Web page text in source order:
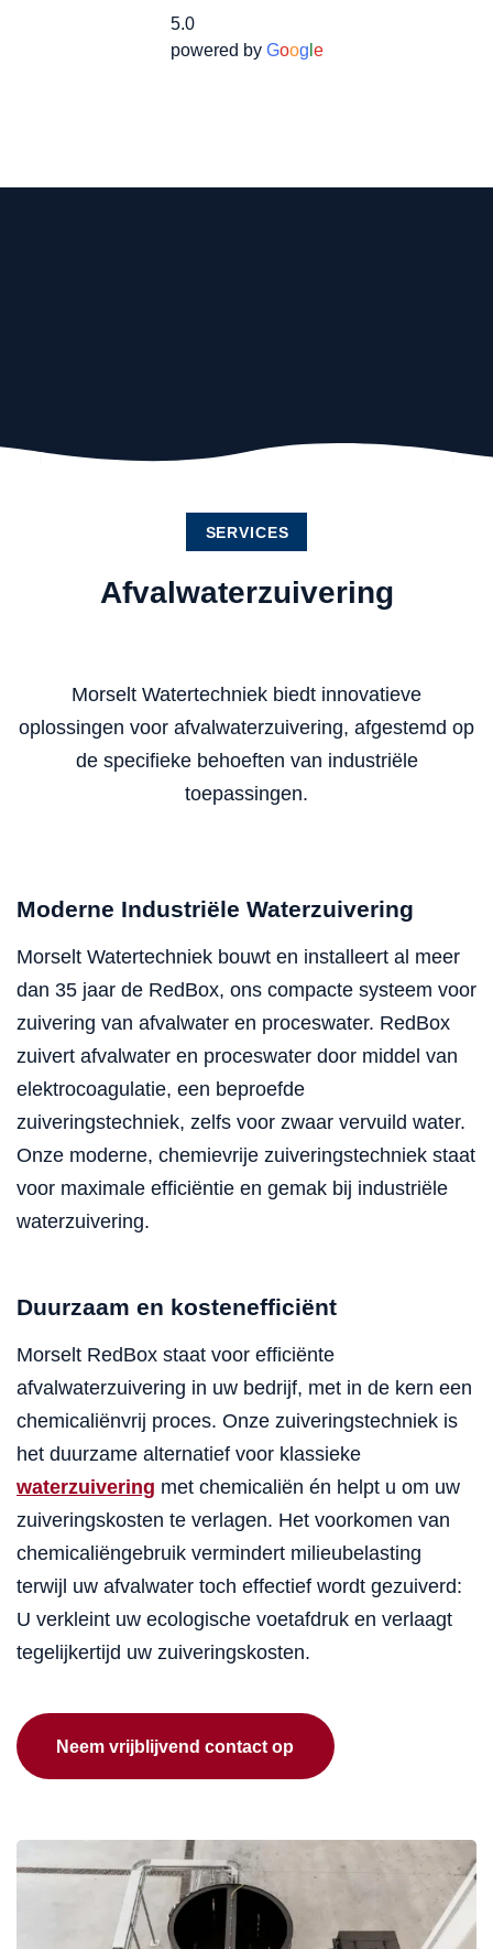
5.0
powered by Goog e
SERVICES
Afvalwaterzuivering
Morselt Watertechniek biedt innovatieve
oplossingen voor afvalwaterzuivering, afgestemd op
de specifieke behoeften van industriële
toepassingen.
Moderne Industriële Waterzuivering
Morselt Watertechniek bouwt en installeert al meer
dan 35 jaar de RedBox, ons compacte systeem voor
zuivering van afvalwater en proceswater. RedBox
zuivert afvalwater en proceswater door middel van
elektrocoagulatie, een beproefde
zuiveringstechniek, zelfs voor zwaar vervuild water.
Onze moderne, chemievrije zuiveringstechniek staat
voor maximale efficiëntie en gemak bij industriële
waterzuivering.
Duurzaam en kostenefficiënt
Morselt RedBox staat voor efficiënte
afvalwaterzuivering in uw bedrijf, met in de kern een
chemicaliënvrij proces. Onze zuiveringstechniek is
het duurzame alternatief voor klassieke
waterzuivering met chemicaliën én helpt u om uw
zuiveringskosten te verlagen. Het voorkomen van
chemicaliëngebruik vermindert milieubelasting
terwijl uw afvalwater toch effectief wordt gezuiverd:
U verkleint uw ecologische voetafdruk en verlaagt
tegelijkertijd uw zuiveringskosten.
Neem vrijblijvend contact op